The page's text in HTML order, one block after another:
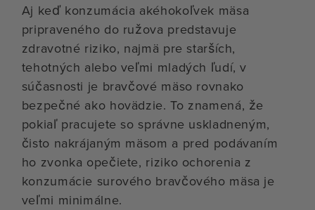
Aj keď konzumácia akéhokoľvek mäsa
pripraveného do ružova predstavuje
zdravotné riziko, najmä pre starších,
tehotných alebo veľmi mladých ľudí, v
súčasnosti je bravčové mäso rovnako
bezpečné ako hovädzie. To znamená, že
pokiaľ pracujete so správne uskladneným,
čisto nakrájaným mäsom a pred podávaním
ho zvonka opečiete, riziko ochorenia z
konzumácie surového bravčového mäsa je
veľmi minimálne.